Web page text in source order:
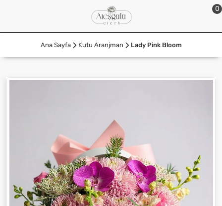
0
Ana Sayfa Kutu Aranjman Lady Pink Bloom